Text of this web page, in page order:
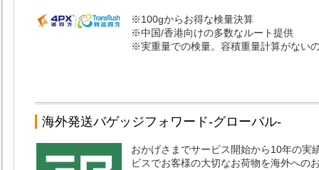
※100gからお得な検量決算
※中国/香港向けの多数なルート提供
※実重量での検量。容積重量計算がない
海外発送バゲッジフォワード-グローバル-
おかげさまでサービス開始から10年の実
ビスでお客様の大切なお荷物を海外への